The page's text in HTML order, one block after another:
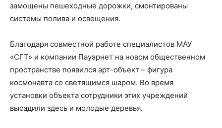
замощены пешеходные дорожки, смонтированы
системы полива и освещения.
Благодаря совместной работе специалистов МАУ
«СГТ» и компании Пауэрнет на новом общественном
пространстве появился арт-объект – фигура
космонавта со светящимся шаром. Во время
установки объекта сотрудники этих учреждений
высадили здесь и молодые деревья.